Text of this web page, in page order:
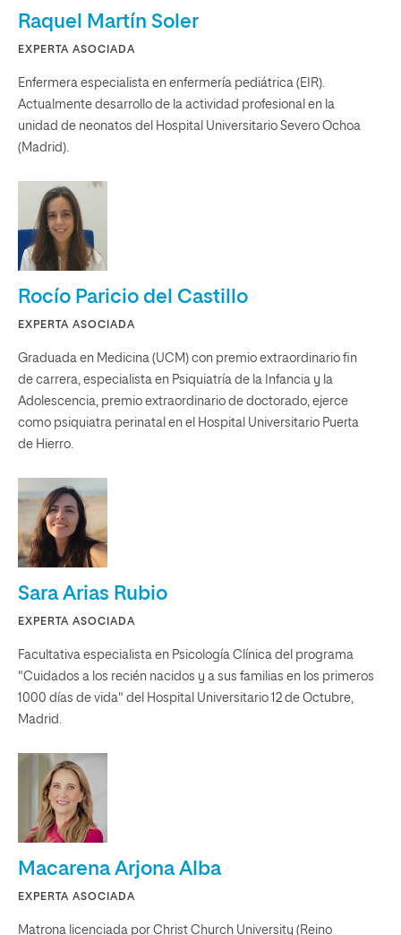
Raquel Martín Soler
EXPERTA ASOCIADA
Enfermera especialista en enfermería pediátrica (EIR).
Actualmente desarrollo de la actividad profesional en la
unidad de neonatos del Hospital Universitario Severo Ochoa
(Madrid).
Rocío Paricio del Castillo
EXPERTA ASOCIADA
Graduada en Medicina (UCM) con premio extraordinario fin
de carrera, especialista en Psiquiatría de la Infancia y la
Adolescencia, premio extraordinario de doctorado, ejerce
como psiquiatra perinatal en el Hospital Universitario Puerta
de Hierro.
Sara Arias Rubio
EXPERTA ASOCIADA
Facultativa especialista en Psicología Clínica del programa
"Cuidados a los recién nacidos y a sus familias en los primeros
1000 días de vida" del Hospital Universitario 12 de Octubre,
Madrid.
Macarena Arjona Alba
EXPERTA ASOCIADA
Matrona licenciada por Christ Church University (Reino